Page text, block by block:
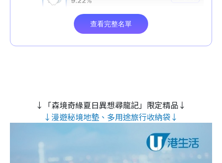
↓「森境奇緣夏日異想尋龍記」限定精品↓
↓漫遊秘境地墊、多用途旅行收納袋↓